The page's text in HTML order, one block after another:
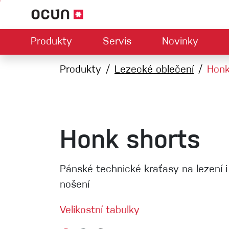
Produkty
Lezečky
Bouldermatky
Via ferrata
Karabiny
Servis
Mapa prodejců Kontaktujte nás
Novinky
Climbing
O nás
Produkty Lezecké oblečení
Honk shorts
Pánské technické kraťasy na lezení
nošení
Velikostní tabulky